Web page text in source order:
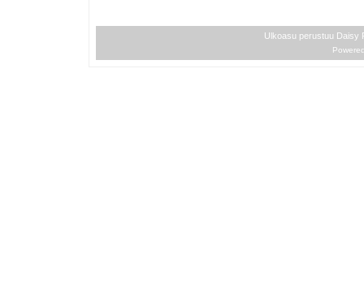
Ulkoasu perustuu